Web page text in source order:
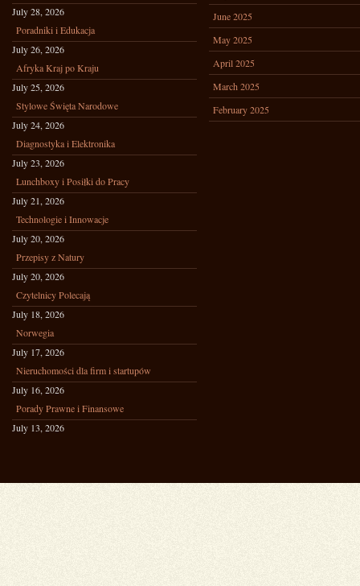
July 28, 2026
Poradniki i Edukacja
July 26, 2026
Afryka Kraj po Kraju
July 25, 2026
Stylowe Święta Narodowe
July 24, 2026
Diagnostyka i Elektronika
July 23, 2026
Lunchboxy i Posiłki do Pracy
July 21, 2026
Technologie i Innowacje
July 20, 2026
Przepisy z Natury
July 20, 2026
Czytelnicy Polecają
July 18, 2026
Norwegia
July 17, 2026
Nieruchomości dla firm i startupów
July 16, 2026
Porady Prawne i Finansowe
July 13, 2026
June 2025
May 2025
April 2025
March 2025
February 2025